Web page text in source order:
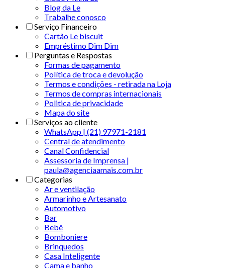
Blog da Le
Trabalhe conosco
Serviço Financeiro
Cartão Le biscuit
Empréstimo Dim Dim
Perguntas e Respostas
Formas de pagamento
Política de troca e devolução
Termos e condições - retirada na Loja
Termos de compras internacionais
Politica de privacidade
Mapa do site
Serviços ao cliente
WhatsApp | (21) 97971-2181
Central de atendimento
Canal Confidencial
Assessoria de Imprensa |
paula@agenciaamais.com.br
Categorias
Ar e ventilação
Armarinho e Artesanato
Automotivo
Bar
Bebê
Bomboniere
Brinquedos
Casa Inteligente
Cama e banho